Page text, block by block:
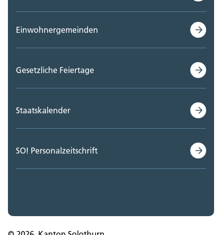
Einwohnergemeinden
Gesetzliche Feiertage
Staatskalender
SO! Personalzeitschrift